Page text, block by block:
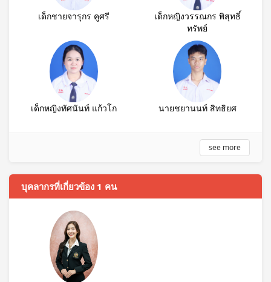
เด็กชายจารุกร คูศรี
เด็กหญิงวรรณกร พิสุทธิ์
ทรัพย์
เด็กหญิงทัศนันท์ แก้วโก นายชยานนท์ สิทธิยศ
see more
บุคลากรที่เกี่ยวข้อง 1 คน